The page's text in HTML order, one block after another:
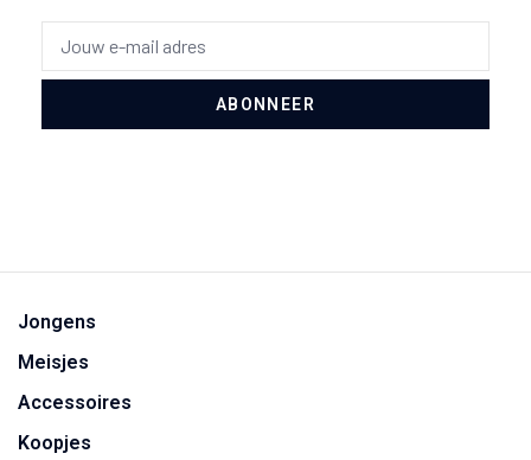
ABONNEER
Jongens
Meisjes
Accessoires
Koopjes